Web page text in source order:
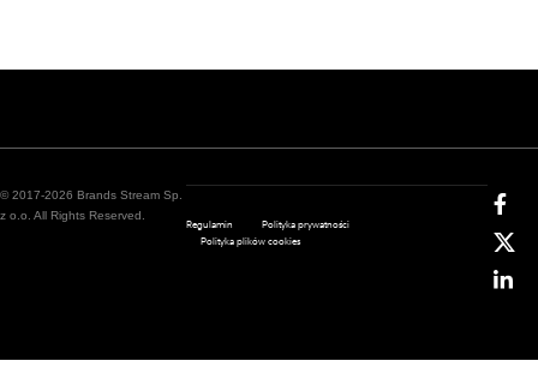
© 2017-2026 Brands Stream Sp.
z o.o. All Rights Reserved.
Regulamin
Polityka prywatności
Polityka plików cookies